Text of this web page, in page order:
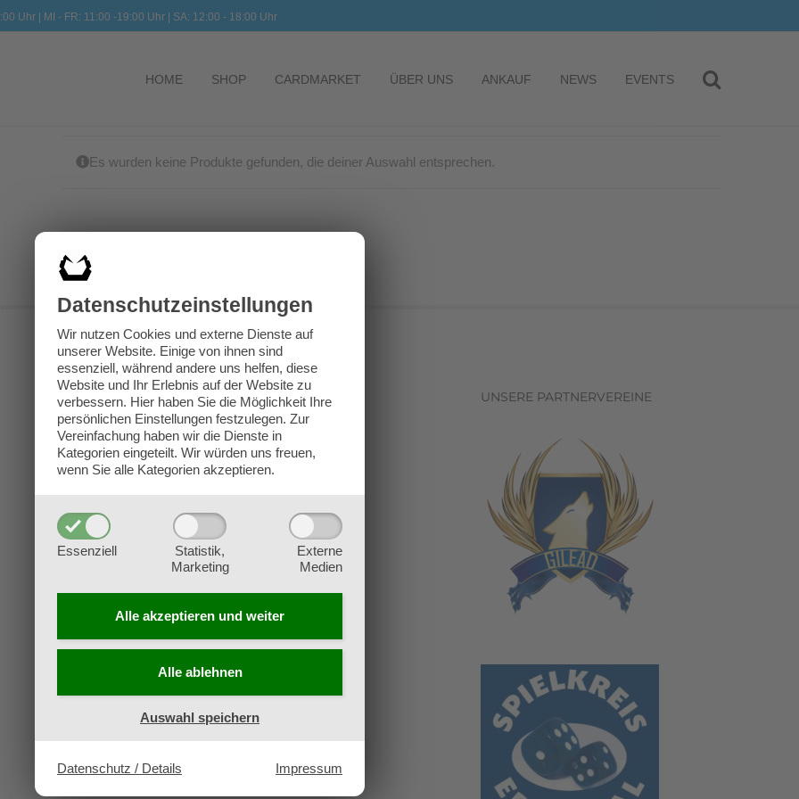
Datenschutz­einstellungen
Wir nutzen Cookies und externe Dienste auf
unserer Website. Einige von ihnen sind
essenziell, während andere uns helfen, diese
Website und Ihr Erlebnis auf der Website zu
verbessern. Hier haben Sie die Möglichkeit Ihre
persönlichen Einstellungen festzulegen. Zur
Vereinfachung haben wir die Dienste in
Kategorien eingeteilt. Wir würden uns freuen,
wenn Sie alle Kategorien akzeptieren.
Essenziell
Statistik,
Marketing
Externe
Medien
Alle akzeptieren und weiter
Alle ablehnen
Auswahl speichern
Datenschutz / Details Impressum
Uhr | MI - FR: 11:00 -19:00 Uhr | SA: 12:00 - 18:00 Uhr
HOME SHOP CARDMARKET ÜBER UNS ANKAUF NEWS EVENTS
Es wurden keine Produkte gefunden, die deiner Auswahl entsprechen.
Kontakt
Impressum
Datenschutz
Widerruf
UNSERE PARTNERVEREINE